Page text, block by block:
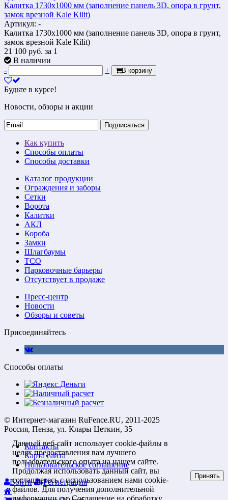
Калитка 1730х1000 мм (заполнение панель 3D, опора в грунт,
замок врезной Kale Kilit)
Артикул: -
Калитка 1730х1000 мм (заполнение панель 3D, опора в грунт,
замок врезной Kale Kilit)
21 100 руб. за 1
В наличии
-
+ В корзину
Будьте в курсе!
Новости, обзоры и акции
Подписаться
Как купить
Способы оплаты
Способы доставки
Каталог продукции
Ограждения и заборы
Сетки
Ворота
Калитки
АКЛ
Короба
Замки
Шлагбаумы
ТСО
Парковочные барьеры
Отсутствует в продаже
Пресс-центр
Новости
Обзоры и советы
Присоединяйтесь
Способы оплаты
© Интернет-магазин RuFence.RU, 2011-2025
Россия, Пенза, ул. Клары Цеткин, 35
Контакты
Карта сайта
Пользовательское соглашение
Войти
Регистрация
Данный веб-сайт использует cookie-файлы в
целях предоставления вам лучшего
пользовательского опыта на нашем сайте.
Продолжая использовать данный сайт, вы
соглашаетесь с использованием нами cookie-
файлов. Для получения дополнительной
информации см.Соглашение на обработку
Принять